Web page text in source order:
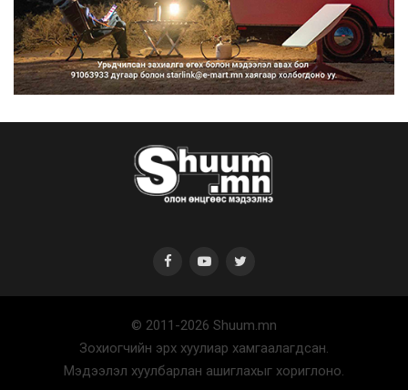
Нийтийн тээврийн Ч:19А чиглэлийн
замналд түр хугац...
2026/08/07
Автомашины улсын дугаар сондгой
тоогоор төгссөн бо...
Улаанбаатарт өдөртөө 30 хэм дулаан
2026/08/07
© 2011-2026 Shuum.mn
Зохиогчийн эрх хуулиар хамгаалагдсан.
Мэдээлэл хуулбарлан ашиглахыг хориглоно.